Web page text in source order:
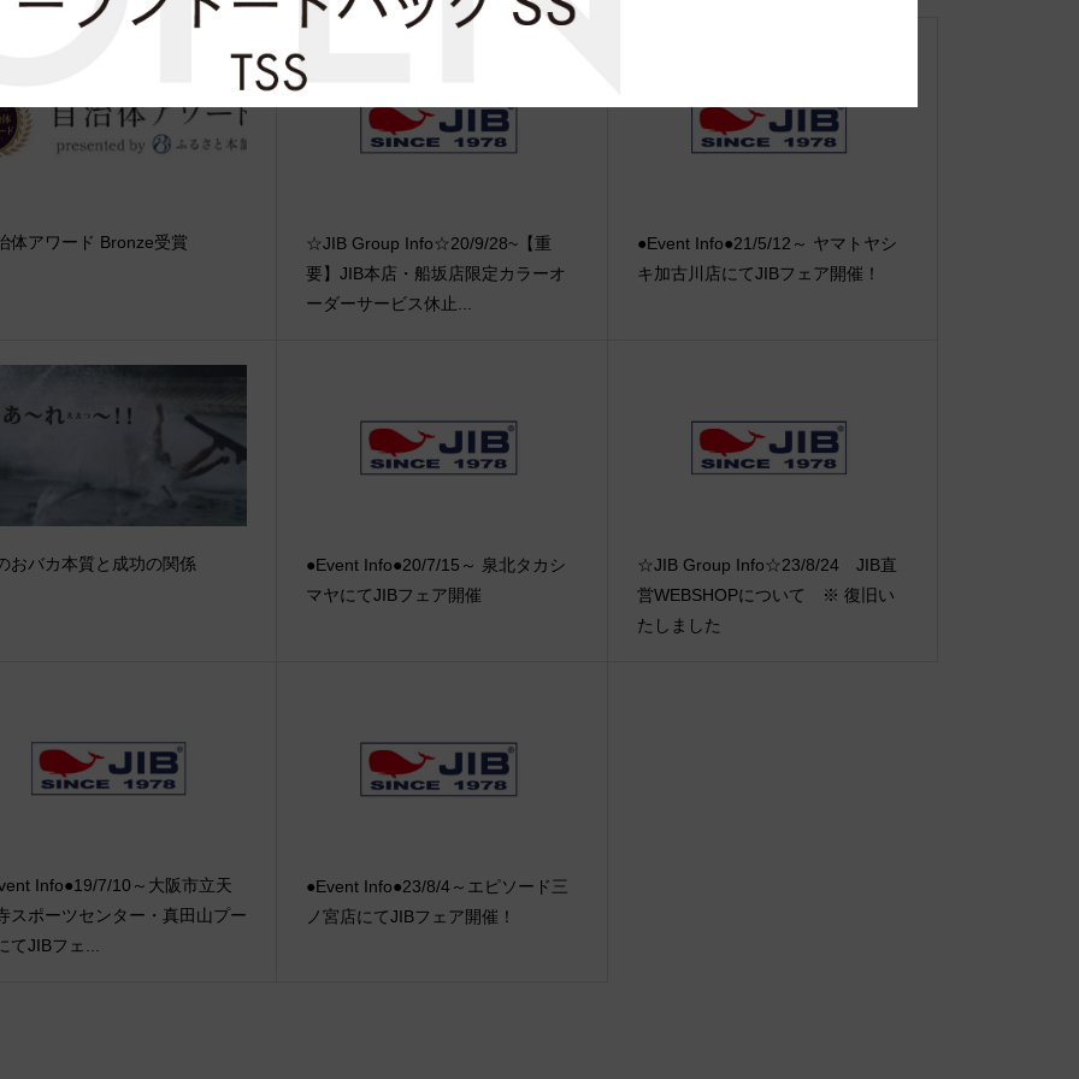
体アワード Bronze受賞
☆JIB Group Info☆20/9/28~【重
要】JIB本店・船坂店限定カラーオ
ーダーサービス休止...
●Event Info●21/5/12～ ヤマトヤシ
キ加古川店にてJIBフェア開催！
おバカ本質と成功の関係
●Event Info●20/7/15～ 泉北タカシ
マヤにてJIBフェア開催
☆JIB Group Info☆23/8/24 JIB直
営WEBSHOPについて ※ 復旧い
たしました
Info●19/7/10～大阪市立天
スポーツセンター・真田山プー
てJIBフェ...
●Event Info●23/8/4～エピソード三
ノ宮店にてJIBフェア開催！